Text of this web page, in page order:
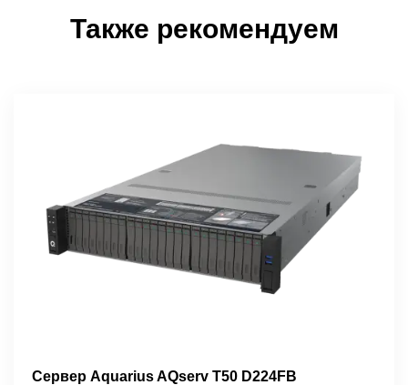
Также рекомендуем
Сервер Aquarius AQserv T50 D224FB